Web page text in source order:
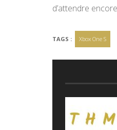
d’attendre
TAGS : Xbox One S